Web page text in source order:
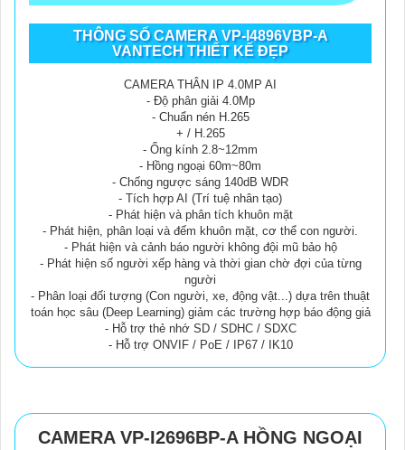
THÔNG SỐ CAMERA VP-I4896VBP-A
VANTECH THIẾT KẾ ĐẸP
CAMERA THÂN IP 4.0MP AI
- Độ phân giải 4.0Mp
- Chuẩn nén H.265
+ / H.265
- Ống kính 2.8~12mm
- Hồng ngoại 60m~80m
- Chống ngược sáng 140dB WDR
- Tích hợp AI (Trí tuệ nhân tạo)
- Phát hiện và phân tích khuôn mặt
- Phát hiện, phân loại và đếm khuôn mặt, cơ thể con người.
- Phát hiện và cảnh báo người không đội mũ bảo hộ
- Phát hiện số người xếp hàng và thời gian chờ đợi của từng
người
- Phân loại đối tượng (Con người, xe, động vật...) dựa trên thuật
toán học sâu (Deep Learning) giảm các trường hợp báo động giả
- Hỗ trợ thẻ nhớ SD / SDHC / SDXC
- Hỗ trợ ONVIF / PoE / IP67 / IK10
CAMERA VP-I2696BP-A HỒNG NGOẠI